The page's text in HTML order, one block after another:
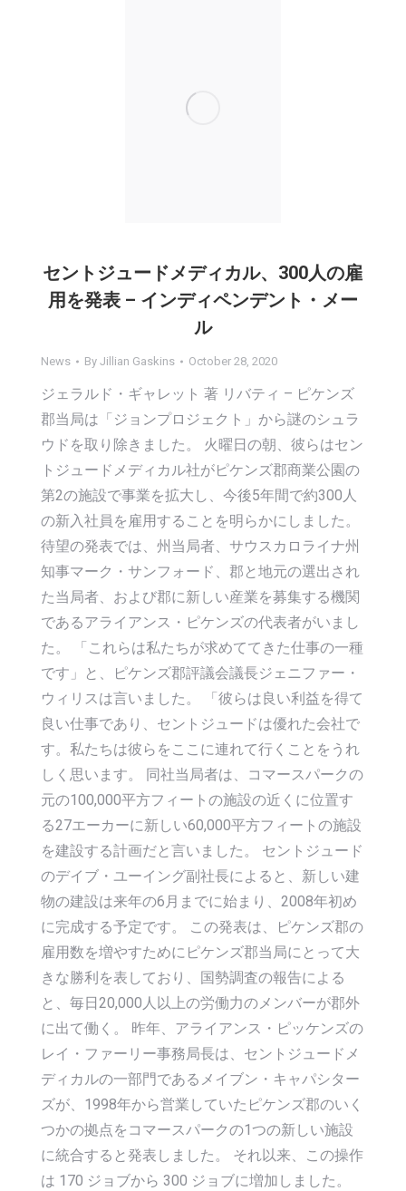
セントジュードメディカル、300人の雇
用を発表 – インディペンデント・メー
ル
News By Jillian Gaskins October 28, 2020
ジェラルド・ギャレット 著 リバティ – ピケンズ
郡当局は「ジョンプロジェクト」から謎のシュラ
ウドを取り除きました。 火曜日の朝、彼らはセン
トジュードメディカル社がピケンズ郡商業公園の
第2の施設で事業を拡大し、今後5年間で約300人
の新入社員を雇用することを明らかにしました。
待望の発表では、州当局者、サウスカロライナ州
知事マーク・サンフォード、郡と地元の選出され
た当局者、および郡に新しい産業を募集する機関
であるアライアンス・ピケンズの代表者がいまし
た。 「これらは私たちが求めててきた仕事の一種
です」と、ピケンズ郡評議会議長ジェニファー・
ウィリスは言いました。 「彼らは良い利益を得て
良い仕事であり、セントジュードは優れた会社で
す。私たちは彼らをここに連れて行くことをうれ
しく思います。 同社当局者は、コマースパークの
元の100,000平方フィートの施設の近くに位置す
る27エーカーに新しい60,000平方フィートの施設
を建設する計画だと言いました。 セントジュード
のデイブ・ユーイング副社長によると、新しい建
物の建設は来年の6月までに始まり、2008年初め
に完成する予定です。 この発表は、ピケンズ郡の
雇用数を増やすためにピケンズ郡当局にとって大
きな勝利を表しており、国勢調査の報告による
と、毎日20,000人以上の労働力のメンバーが郡外
に出て働く。 昨年、アライアンス・ピッケンズの
レイ・ファーリー事務局長は、セントジュードメ
ディカルの一部門であるメイブン・キャパシター
ズが、1998年から営業していたピケンズ郡のいく
つかの拠点をコマースパークの1つの新しい施設
に統合すると発表しました。 それ以来、この操作
は 170 ジョブから 300 ジョブに増加しました。